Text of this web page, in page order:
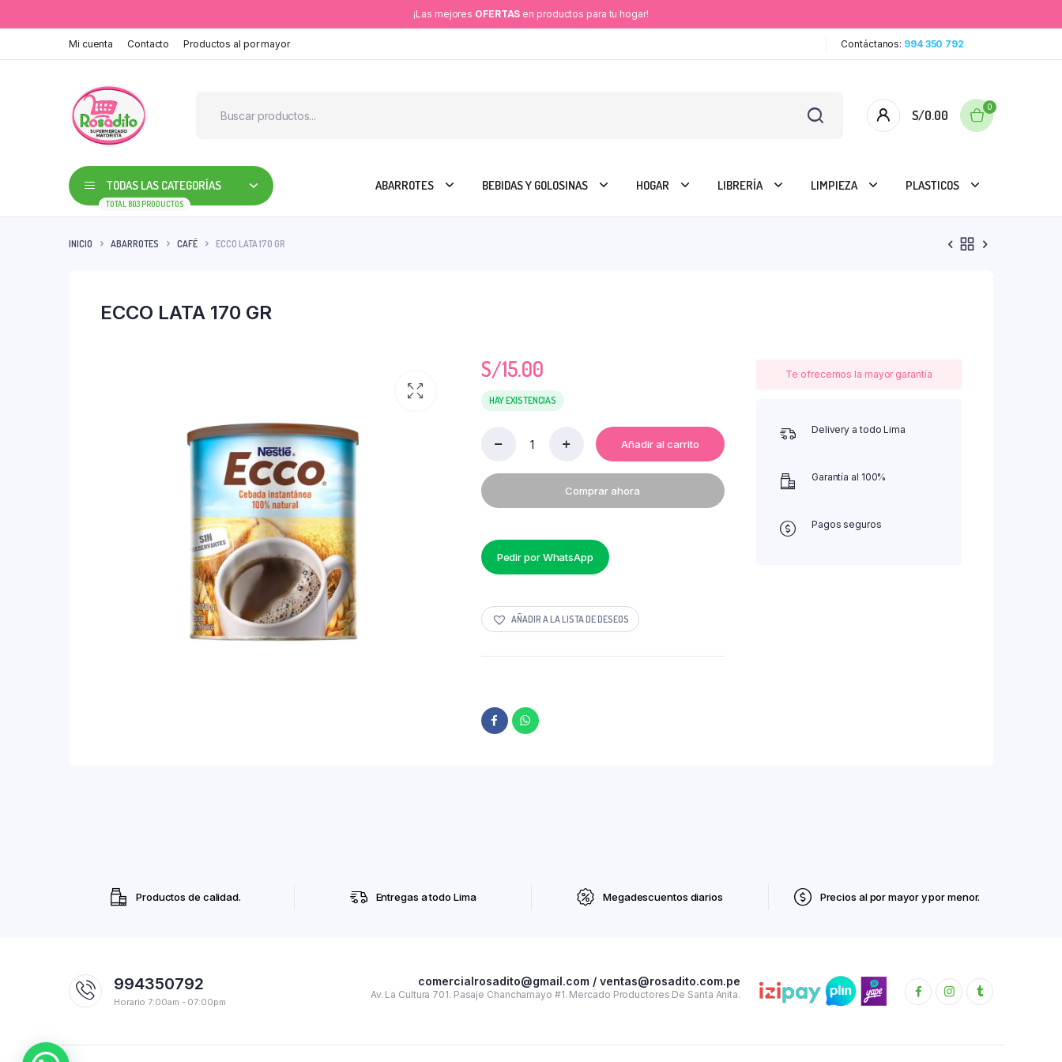
¡Las mejores OFERTAS en productos para tu hogar!
Mi cuenta Contacto Productos al por mayor Contáctanos: 994 350 792
S/0.00
0
TODAS LAS CATEGORÍAS
TOTAL 803 PRODUCTOS
ABARROTES BEBIDAS Y GOLOSINAS HOGAR LIBRERÍA LIMPIEZA PLASTICOS
INICIO ABARROTES CAFÉ ECCO LATA 170 GR
ECCO LATA 170 GR
S/15.00
HAY EXISTENCIAS
170
GR
quantity
Añadir al carrito
Comprar ahora
Pedir por WhatsApp
AÑADIR A LA LISTA DE DESEOS
Te ofrecemos la mayor garantía
Delivery a todo Lima
Garantía al 100%
Pagos seguros
Productos de calidad. Entregas a todo Lima Megadescuentos diarios Precios al por mayor y por menor.
994350792
Horario 7:00am - 07:00pm
comercialrosadito@gmail.com / ventas@rosadito.com.pe
Av. La Cultura 701. Pasaje Chanchamayo #1. Mercado Productores De Santa Anita.